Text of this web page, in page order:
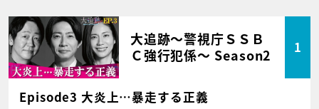
大追跡～警視庁ＳＳＢ
Ｃ強行犯係～ Season2
1
Episode3 大炎上…暴走する正義